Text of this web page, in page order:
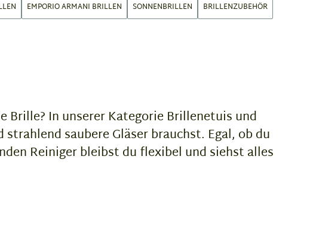
EMPORIO ARMANI BRILLEN SONNENBRILLEN BRILLENZUBEHÖR
Brille? In unserer Kategorie Brillenetuis und
saubere Gläser brauchst. Egal, ob du
Reiniger bleibst du flexibel und siehst alles